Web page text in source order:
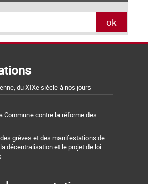
du XIXe siècle à nos jours
Commune contre la réforme des
grèves et des manifestations de
décentralisation et le projet de loi